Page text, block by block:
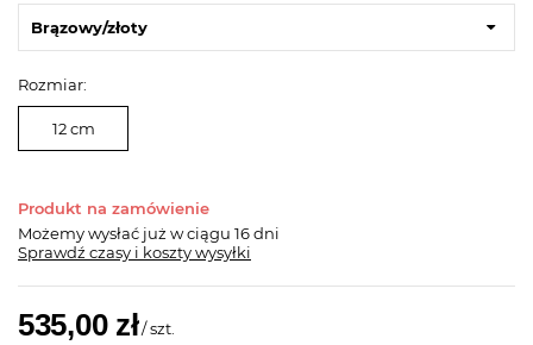
Brązowy/złoty
Rozmiar:
12 cm
Produkt na zamówienie
Możemy wysłać już w ciągu 16 dni
Sprawdź czasy i koszty wysyłki
535,00 zł/szt.